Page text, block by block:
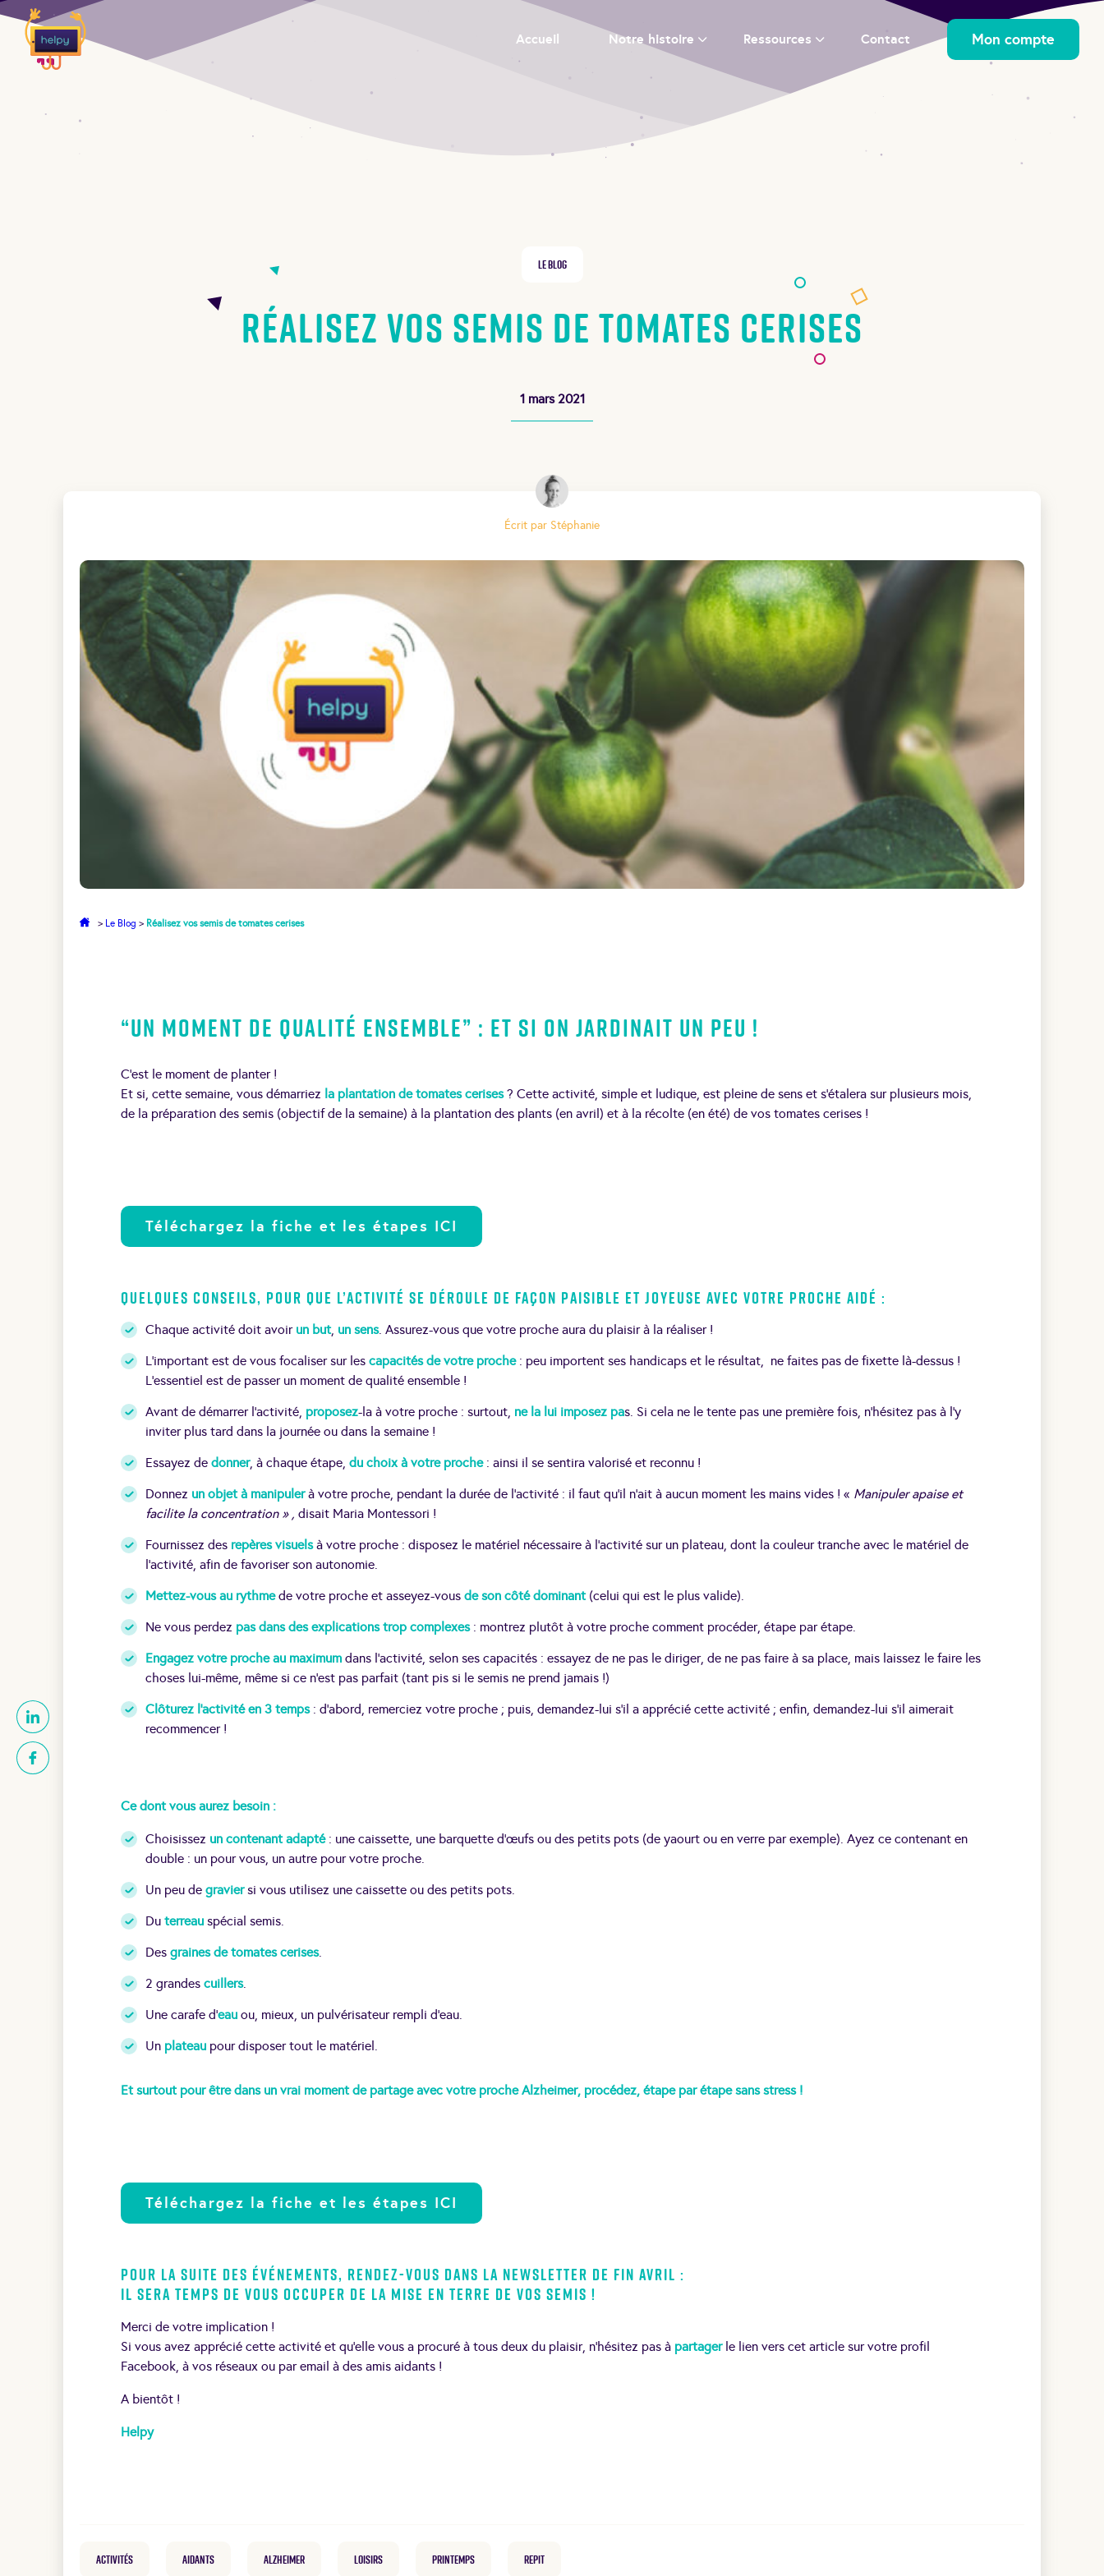
Accueil Notre histoire Ressources Contact Mon compte
Le Blog
Réalisez vos semis de tomates cerises
1 mars 2021
Écrit par Stéphanie
> Le Blog > Réalisez vos semis de tomates cerises
“Un moment de qualité ensemble” : et si on jardinait un peu !
C’est le moment de planter !
Et si, cette semaine, vous démarriez la plantation de tomates cerises? Cette activité, simple et ludique, est pleine de sens et s’étalera sur plusieurs mois,
de la préparation des semis (objectif de la semaine) à la plantation des plants (en avril) et à la récolte (en été) de vos tomates cerises !
Téléchargez la fiche et les étapes ICI
Quelques conseils, pour que l’activité se déroule de façon paisible et joyeuse avec votre proche aidé :
Chaque activité doit avoir un but, un sens. Assurez-vous que votre proche aura du plaisir à la réaliser !
L’important est de vous focaliser sur les capacités de votre proche: peu importent ses handicaps et le résultat, ne faites pas de fixette là-dessus !
L’essentiel est de passer un moment de qualité ensemble !
Avant de démarrer l’activité, proposez-la à votre proche : surtout, ne la lui imposez pas. Si cela ne le tente pas une première fois, n’hésitez pas à l’y
inviter plus tard dans la journée ou dans la semaine !
Essayez de donner, à chaque étape, du choix à votre proche: ainsi il se sentira valorisé et reconnu !
Donnez un objet à manipulerà votre proche, pendant la durée de l’activité : il faut qu’il n’ait à aucun moment les mains vides ! « Manipuler apaise et
facilite la concentration » , disait Maria Montessori !
Fournissez des repères visuelsà votre proche : disposez le matériel nécessaire à l’activité sur un plateau, dont la couleur tranche avec le matériel de
l’activité, afin de favoriser son autonomie.
Mettez-vous au rythmede votre proche et asseyez-vous de son côté dominant(celui qui est le plus valide).
Ne vous perdez pas dans des explications trop complexes: montrez plutôt à votre proche comment procéder, étape par étape.
Engagez votre proche au maximum dans l’activité, selon ses capacités : essayez de ne pas le diriger, de ne pas faire à sa place, mais laissez le faire les
choses lui-même, même si ce n’est pas parfait (tant pis si le semis ne prend jamais !)
Clôturez l’activité en 3 temps: d’abord, remerciez votre proche ; puis, demandez-lui s’il a apprécié cette activité ; enfin, demandez-lui s’il aimerait
recommencer !
Ce dont vous aurez besoin :
Choisissez un contenant adapté: une caissette, une barquette d’œufs ou des petits pots (de yaourt ou en verre par exemple). Ayez ce contenant en
double : un pour vous, un autre pour votre proche.
Un peu de graviersi vous utilisez une caissette ou des petits pots.
Du terreau spécial semis.
Des graines de tomates cerises.
2 grandes cuillers.
Une carafe d’eau ou, mieux, un pulvérisateur rempli d’eau.
Un plateau pour disposer tout le matériel.
Et surtout pour être dans un vrai moment de partage avec votre proche Alzheimer, procédez, étape par étape sans stress !
Téléchargez la fiche et les étapes ICI
Pour la suite des événements, rendez-vous dans la newsletter de fin avril :
il sera temps de vous occuper de la mise en terre de vos semis !
Merci de votre implication !
Si vous avez apprécié cette activité et qu’elle vous a procuré à tous deux du plaisir, n’hésitez pas à partagerle lien vers cet article sur votre profil
Facebook, à vos réseaux ou par email à des amis aidants !
A bientôt !
Helpy
Activités Aidants Alzheimer loisirs Printemps repit